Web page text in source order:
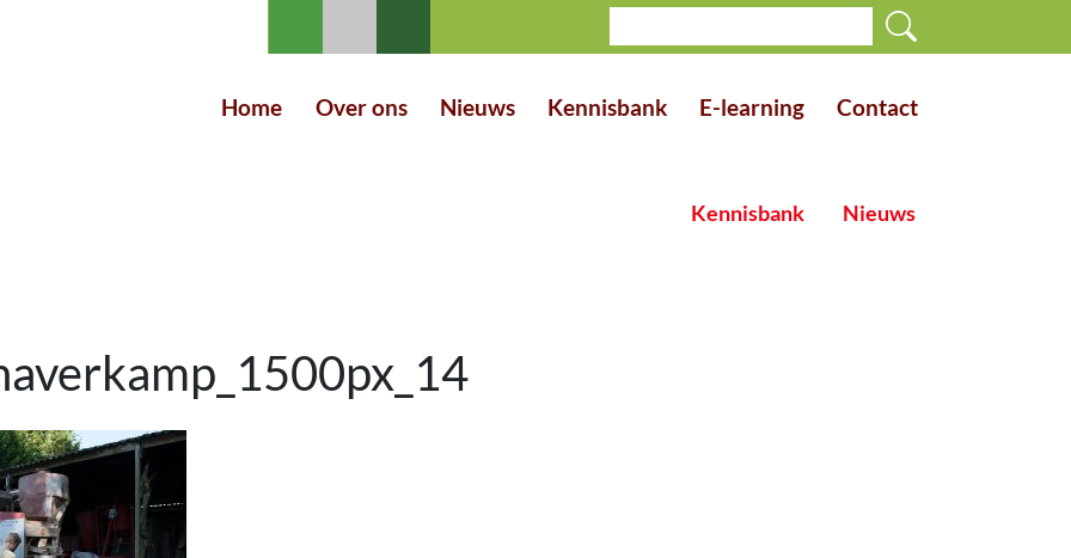
Home Over ons Nieuws Kennisbank E-learning Contact
Kennisbank Nieuws